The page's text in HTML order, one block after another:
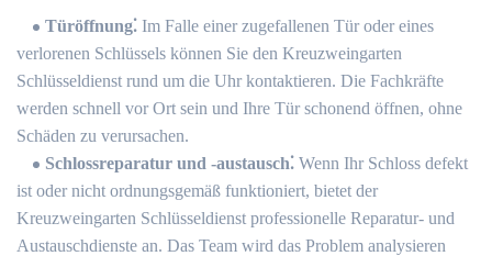
Türöffnung⁚ Im Falle einer zugefallenen Tür oder eines
verlorenen Schlüssels können Sie den Kreuzweingarten
Schlüsseldienst rund um die Uhr kontaktieren.​ Die Fachkräfte
werden schnell vor Ort sein und Ihre Tür schonend öffnen, ohne
Schäden zu verursachen.​
Schlossreparatur und -austausch⁚ Wenn Ihr Schloss defekt
ist oder nicht ordnungsgemäß funktioniert, bietet der
Kreuzweingarten Schlüsseldienst professionelle Reparatur- und
Austauschdienste an. Das Team wird das Problem analysieren